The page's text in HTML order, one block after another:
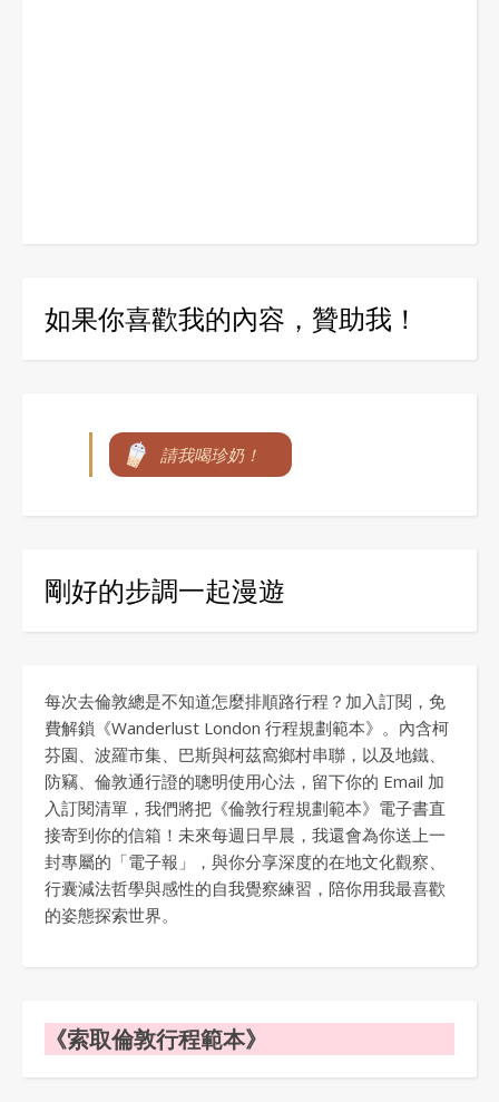
如果你喜歡我的內容，贊助我！
請我喝珍奶！
剛好的步調一起漫遊
每次去倫敦總是不知道怎麼排順路行程？加入訂閱，免
費解鎖《Wanderlust London 行程規劃範本》。內含柯
芬園、波羅市集、巴斯與柯茲窩鄉村串聯，以及地鐵、
防竊、倫敦通行證的聰明使用心法，留下你的 Email 加
入訂閱清單，我們將把《倫敦行程規劃範本》電子書直
接寄到你的信箱！未來每週日早晨，我還會為你送上一
封專屬的「電子報」，與你分享深度的在地文化觀察、
行囊減法哲學與感性的自我覺察練習，陪你用我最喜歡
的姿態探索世界。
《索取倫敦行程範本》